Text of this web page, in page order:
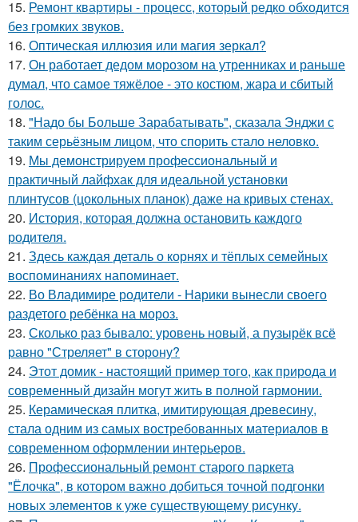
15. Ремонт квартиры - процесс, который редко обходится
без громких звуков.
16. Оптическая иллюзия или магия зеркал?
17. Он работает дедом морозом на утренниках и раньше
думал, что самое тяжёлое - это костюм, жара и сбитый
голос.
18. "Надо бы Больше Зарабатывать", сказала Энджи с
таким серьёзным лицом, что спорить стало неловко.
19. Мы демонстрируем профессиональный и
практичный лайфхак для идеальной установки
плинтусов (цокольных планок) даже на кривых стенах.
20. История, которая должна остановить каждого
родителя.
21. Здесь каждая деталь о корнях и тёплых семейных
воспоминаниях напоминает.
22. Во Владимире родители - Нарики вынесли своего
раздетого ребёнка на мороз.
23. Сколько раз бывало: уровень новый, а пузырёк всё
равно "Стреляет" в сторону?
24. Этот домик - настоящий пример того, как природа и
современный дизайн могут жить в полной гармонии.
25. Керамическая плитка, имитирующая древесину,
стала одним из самых востребованных материалов в
современном оформлении интерьеров.
26. Профессиональный ремонт старого паркета
"Ёлочка", в котором важно добиться точной подгонки
новых элементов к уже существующему рисунку.